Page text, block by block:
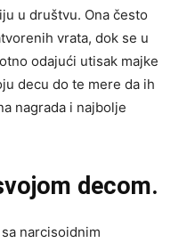
u društvu. Ona često
vrata, dok se u
odajući utisak majke
decu do te mere da ih
nagrada i najbolje
decom.
narcisoidnim